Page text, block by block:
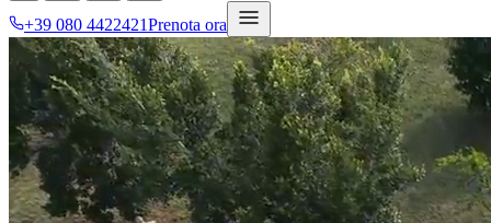
+39 080 4422421Prenota ora